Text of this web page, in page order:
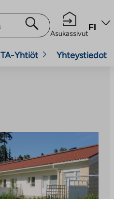
Asukassivut
FI
TA-Yhtiöt Yhteystiedot